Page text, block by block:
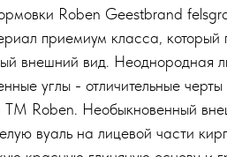
Roben Geestbrand
приемиум класса, который
внешний вид. Неоднородная
углы - отличительные черты
ТМ Roben. Необыкновенный
вуаль на лицевой части